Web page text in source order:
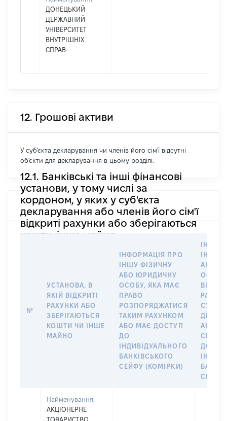
ДОНЕЦЬКИЙ
ДЕРЖАВНИЙ
УНІВЕРСИТЕТ
ВНУТРІШНІХ
СПРАВ
12. Грошові активи
У суб'єкта декларування чи членів його сім'ї відсутні
об'єкти для декларування в цьому розділі.
12.1. Банківські та інші фінансові
установи, у тому числі за
кордоном, у яких у суб'єкта
декларування або членів його сім'ї
відкриті рахунки або зберігаються
кошти, інше майно
№
УСТАНОВА, В
ЯКІЙ ВІДКРИТІ
РАХУНКИ АБО
ЗБЕРІГАЮТЬСЯ
КОШТИ ЧИ ІНШЕ
МАЙНО
ІНФОРМАЦІЯ ПРО
ІНШУ ФІЗИЧНУ
АБО ЮРИДИЧНУ
ОСОБУ, ЯКА МАЄ
ПРАВО
РОЗПОРЯДЖАТИСЯ
ТАКИМ РАХУНКОМ
АБО МАЄ ДОСТУП
ДО
ІНДИВІДУАЛЬНОГО
БАНКІВСЬКОГО
СЕЙФУ (КОМІРКИ)
ІНШУ
АБО
АБО
СІМ’Ї
СЕЙФУ
Найменування:
АКЦІОНЕРНЕ
ТОВАРИСТВО